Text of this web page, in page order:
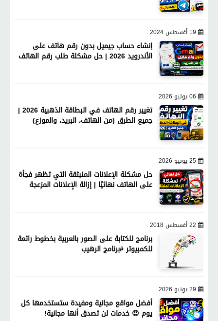
19 أغسطس 2024
إنشاء حساب جيميل بدون رقم هاتف على
الأندرويد 2026 | حل مشكلة طلب رقم الهاتف
06 يوليو 2026
تغيير رقم الهاتف في البطاقة الذهبية 2026 |
جميع الطرق (من الهاتف، البريد، والموزع)
25 يونيو 2026
حل مشكلة الإعلانات المنبثقة التي تظهر فجأة
على الهاتف نهائيًا | إزالة الإعلانات المزعجة
22 أغسطس 2018
برنامج للكتابة على الصور بالعربية بخطوط رائعة
للكمبيوتر #برنامج الرهيب
29 يونيو 2026
أفضل مواقع مجانية ومفيدة ستستخدمها كل
يوم 😍 خدمات لن تصدق أنها مجانية!